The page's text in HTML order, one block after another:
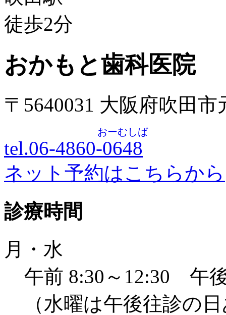
徒歩2分
おかもと歯科医院
〒5640031 大阪府吹田
tel.06-4860-0648
おーむしば
ネット予約はこちらから
診療時間
月・水
午前 8:30～12:30 午
（水曜は午後往診の